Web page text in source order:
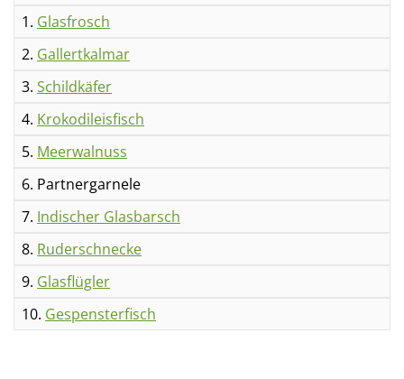
1. Glasfrosch
2. Gallertkalmar
3. Schildkäfer
4. Krokodileisfisch
5. Meerwalnuss
6. Partnergarnele
7. Indischer Glasbarsch
8. Ruderschnecke
9. Glasflügler
10. Gespensterfisch